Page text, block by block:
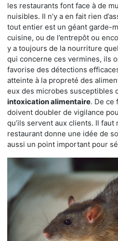
les restaurants font face à de
nuisibles. Il n’y a en fait rien
tout entier est un géant garde-
cuisine, ou de l’entrepôt ou
y a toujours de la nourriture
qui concerne ces vermines, ils
favorise des détections
atteinte à la propreté des
eux des microbes susceptibles
intoxication alimentaire. De ce
doivent doubler de vigilance
qu’ils servent aux clients. Il faut
restaurant donne une idée de
aussi un point important pour